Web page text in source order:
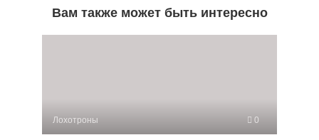
Вам также может быть интересно
Лохотроны 0